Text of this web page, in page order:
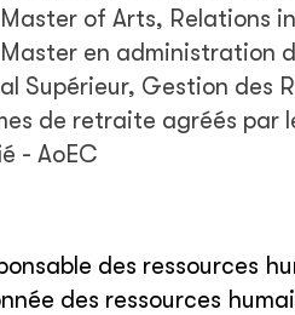
of Arts, Relations
en administration
Supérieur, Gestion des
de retraite agréés par
- AoEC
des ressources
des ressources